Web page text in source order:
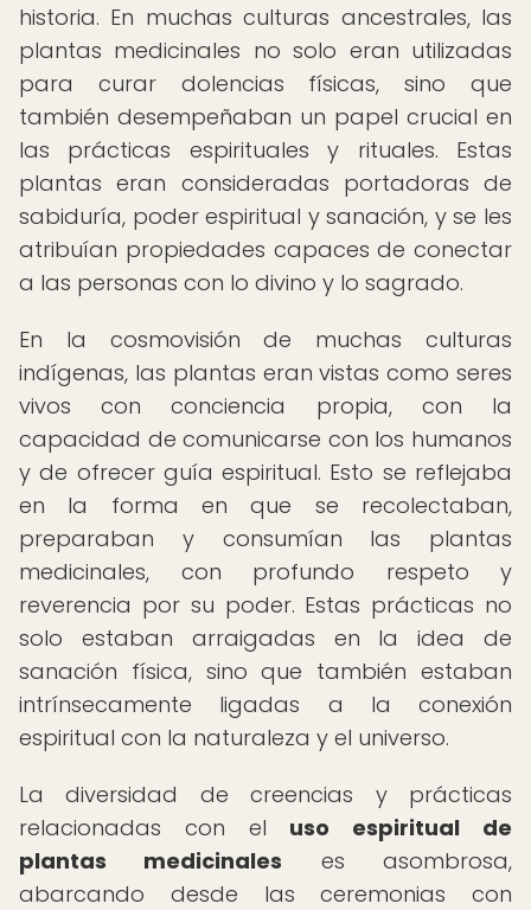
historia. En muchas culturas ancestrales, las
plantas medicinales no solo eran utilizadas
para curar dolencias físicas, sino que
también desempeñaban un papel crucial en
las prácticas espirituales y rituales. Estas
plantas eran consideradas portadoras de
sabiduría, poder espiritual y sanación, y se les
atribuían propiedades capaces de conectar
a las personas con lo divino y lo sagrado.
En la cosmovisión de muchas culturas
indígenas, las plantas eran vistas como seres
vivos con conciencia propia, con la
capacidad de comunicarse con los humanos
y de ofrecer guía espiritual. Esto se reflejaba
en la forma en que se recolectaban,
preparaban y consumían las plantas
medicinales, con profundo respeto y
reverencia por su poder. Estas prácticas no
solo estaban arraigadas en la idea de
sanación física, sino que también estaban
intrínsecamente ligadas a la conexión
espiritual con la naturaleza y el universo.
La diversidad de creencias y prácticas
relacionadas con el uso espiritual de
plantas medicinales es asombrosa,
abarcando desde las ceremonias con